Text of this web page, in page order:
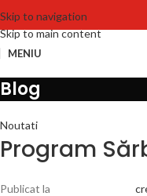
Skip to navigation
Skip to main content
MENIU
Blog
Noutati
Program
Publicat la